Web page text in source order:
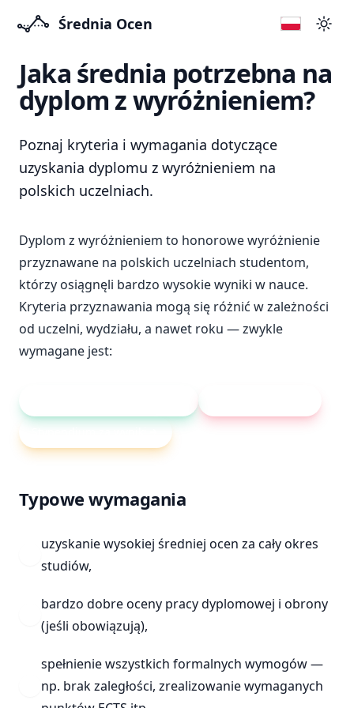
Średnia Ocen
Jaka średnia potrzebna na
dyplom z wyróżnieniem?
Poznaj kryteria i wymagania dotyczące
uzyskania dyplomu z wyróżnieniem na
polskich uczelniach.
Dyplom z wyróżnieniem to honorowe wyróżnienie
przyznawane na polskich uczelniach studentom,
którzy osiągnęli bardzo wysokie wyniki w nauce.
Kryteria przyznawania mogą się różnić w zależności
od uczelni, wydziału, a nawet roku — zwykle
wymagane jest:
Typowe wymagania
uzyskanie wysokiej średniej ocen za cały okres
studiów,
bardzo dobre oceny pracy dyplomowej i obrony
(jeśli obowiązują),
spełnienie wszystkich formalnych wymogów —
np. brak zaległości, zrealizowanie wymaganych